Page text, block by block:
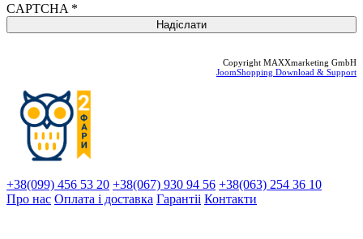
CAPTCHA *
Copyright MAXXmarketing GmbH
JoomShopping Download & Support
+38(099) 456 53 20 +38(067) 930 94 56 +38(063) 254 36 10
Про нас Оплата і доставка Гарантіi Контакти